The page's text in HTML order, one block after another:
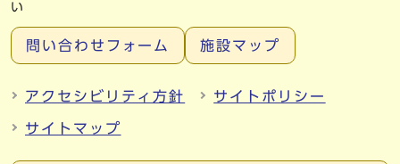
い
問い合わせフォーム 施設マップ
アクセシビリティ方針 サイトポリシー
サイトマップ